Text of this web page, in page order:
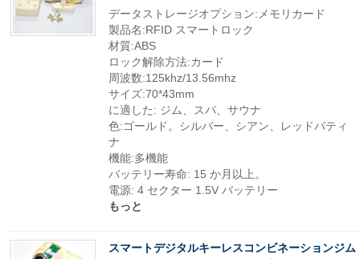
データストレージオプション:メモリカード
製品名:RFID スマートロック
材質:ABS
ロック解除方法:カード
周波数:125khz/13.56mhz
サイズ:70*43mm
に適した: ジム、スパ、サウナ
色:ゴールド。シルバー、シアン、レッドパティ
ナ
機能:多機能
バッテリー寿命: 15 か月以上。
電源: 4 セクター 1.5V バッテリー
もっと
スマートデジタルキーレスコンビネーションジム